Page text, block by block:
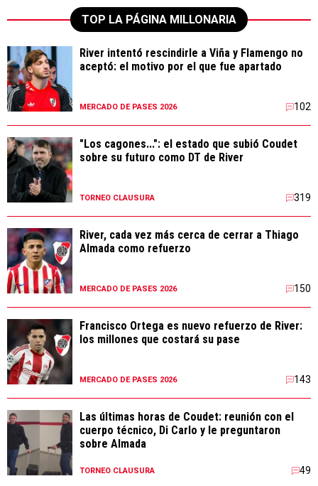
TOP LA PÁGINA MILLONARIA
River intentó rescindirle a Viña y Flamengo no
aceptó: el motivo por el que fue apartado
MERCADO DE PASES 2026 102
"Los cagones...": el estado que subió Coudet
sobre su futuro como DT de River
TORNEO CLAUSURA 319
River, cada vez más cerca de cerrar a Thiago
Almada como refuerzo
MERCADO DE PASES 2026 150
Francisco Ortega es nuevo refuerzo de River:
los millones que costará su pase
MERCADO DE PASES 2026 143
Las últimas horas de Coudet: reunión con el
cuerpo técnico, Di Carlo y le preguntaron
sobre Almada
TORNEO CLAUSURA 49